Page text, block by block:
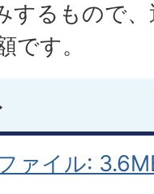
するもので
です。
ァイル: